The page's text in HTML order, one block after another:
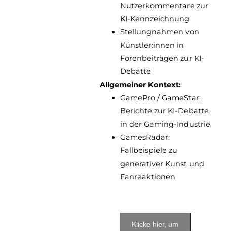
Nutzerkommentare zur
KI-Kennzeichnung
Stellungnahmen von
Künstler:innen in
Forenbeiträgen zur KI-
Debatte
Allgemeiner Kontext:
GamePro / GameStar:
Berichte zur KI-Debatte
in der Gaming-Industrie
GamesRadar:
Fallbeispiele zu
generativer Kunst und
Fanreaktionen
Klicke hier, um